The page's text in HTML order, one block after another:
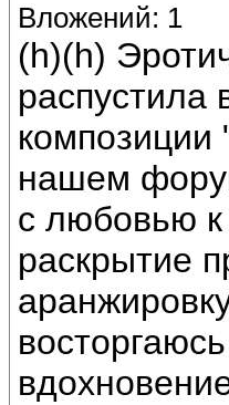
Вложений: 1
(h)(h)
распустила
композиции
нашем
с любовью к
раскрытие